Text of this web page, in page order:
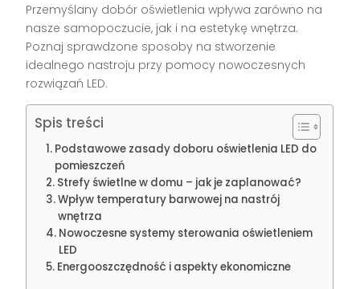
Przemyślany dobór oświetlenia wpływa zarówno na
nasze samopoczucie, jak i na estetykę wnętrza.
Poznaj sprawdzone sposoby na stworzenie
idealnego nastroju przy pomocy nowoczesnych
rozwiązań LED.
Spis treści
Podstawowe zasady doboru oświetlenia LED do
pomieszczeń
Strefy świetlne w domu – jak je zaplanować?
Wpływ temperatury barwowej na nastrój
wnętrza
Nowoczesne systemy sterowania oświetleniem
LED
Energooszczędność i aspekty ekonomiczne